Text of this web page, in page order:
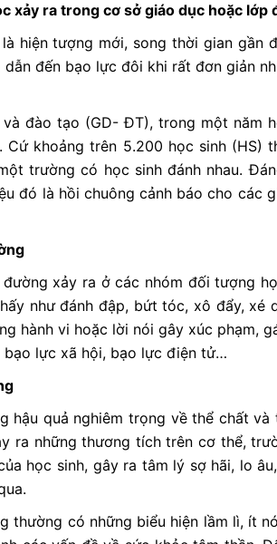
xảy ra trong cơ sở giáo dục hoặc lớp
hiện tượng mới, song thời gian
đến bạo lực đôi khi rất đơn giản
đào tạo (GD- ĐT), trong một năm
khoảng trên 5.200 học sinh
trường có học sinh đánh nhau.
đó là hồi chuông cảnh báo cho
xảy ra ở các nhóm đối tượng
như đánh đập, bứt tóc, xô đẩy,
hành vi hoặc lời nói gây xúc phạm,
lực xã hội, bạo lực điện tử…
hậu quả nghiêm trọng về thể chất
ra những thương tích trên cơ thể,
học sinh, gây ra tâm lý sợ hãi, lo
thường có những biểu hiện lầm lì, ít